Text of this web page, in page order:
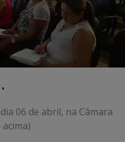
06 de abril, na Câmara